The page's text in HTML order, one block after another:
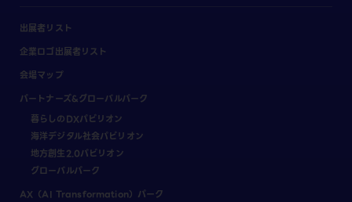
出展者リスト
企業ロゴ出展者リスト
会場マップ
パートナーズ&グローバルパーク
暮らしのDXパビリオン
海洋デジタル社会パビリオン
地方創生2.0パビリオン
グローバルパーク
AX（AI Transformation）パーク